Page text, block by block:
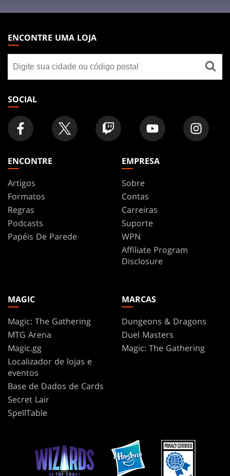
THE
GATHERING
FOOTER
ENCONTRE UMA LOJA
uma
loja
SOCIAL
ENCONTRE
Artigos
Formatos
Regras
Podcasts
Papéis De Parede
EMPRESA
Sobre
Contas
Carreiras
Suporte
WPN
Affiliate Program
Disclosure
MAGIC
Magic: The Gathering
MTG Arena
Magic.gg
Localizador de lojas e
eventos
Base de Dados de Cards
Secret Lair
SpellTable
MARCAS
Dungeons & Dragons
Duel Masters
Magic: The Gathering